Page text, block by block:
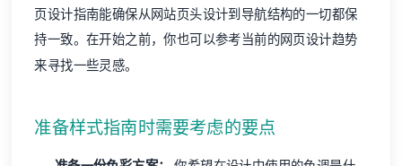
页设计指南能确保从网站页头设计到导航结构的一切都保
持一致。在开始之前，你也可以参考当前的网页设计趋势
来寻找一些灵感。
准备样式指南时需要考虑的要点